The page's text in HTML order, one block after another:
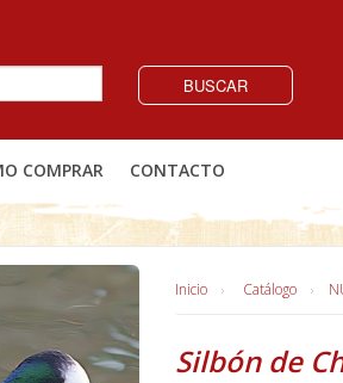
BUSCAR
COMPRAR CONTACTO
Inicio Catálogo
Silbón de